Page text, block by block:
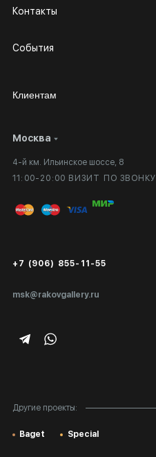
Москва
4-й км. Ильинское шоссе, 8
11:00-20:00 ВИЗИТ ПО ЗВОНКУ
msk@rakovgallery.ru
+7 (906) 855-11-55
Контакты
События
Другие проекты:
Baget Special
Клиентам
Личный кабинет
Вопросы и ответы
Публичная оферта
Экспертиза/Вывоз за границу
Подарочные сертификаты
Сотрудничество
Выставка в галерее